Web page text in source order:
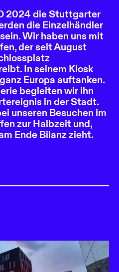
2024 die Stuttgarter
die Einzelhändler
Wir haben uns mit
der seit August
In seinem Kiosk
Europa auftanken.
begleiten wir ihn
in der Stadt.
unseren Besuchen im
zur Halbzeit und,
Ende Bilanz zieht.